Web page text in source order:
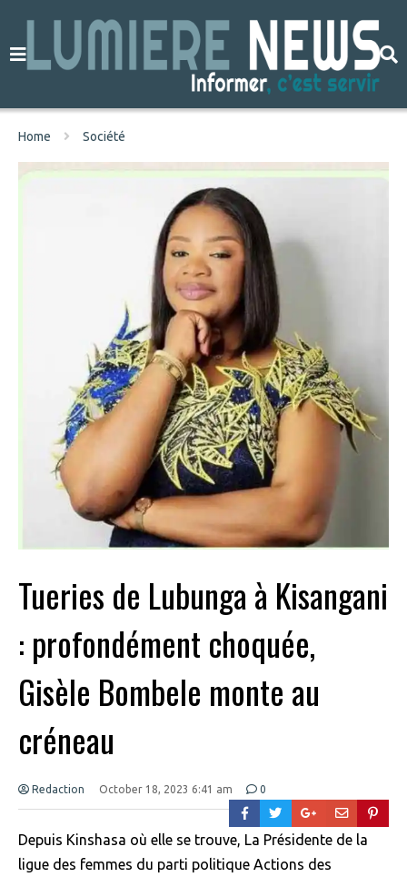
Home Société
Tueries de Lubunga à Kisangani
: profondément choquée,
Gisèle Bombele monte au
créneau
Redaction October 18, 2023 6:41 am 0
Depuis Kinshasa où elle se trouve, La Présidente de la
ligue des femmes du parti politique Actions des